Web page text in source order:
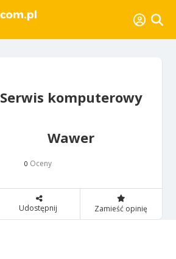
Serwis komputerowy
Wawer
0 Oceny
Udostępnij Zamieść opinię